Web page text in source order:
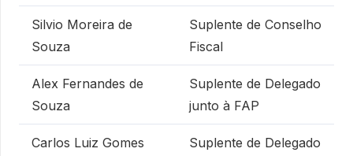
Silvio Moreira de
Souza
Suplente de Conselho
Fiscal
Alex Fernandes de
Souza
Suplente de Delegado
junto à FAP
Carlos Luiz Gomes
Suplente de Delegado